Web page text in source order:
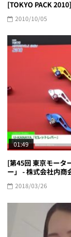
[TOKYO PACK
2010/10/05
01:49
[第45回 東京モータ
ー」 - 株式会社内商
2018/03/26